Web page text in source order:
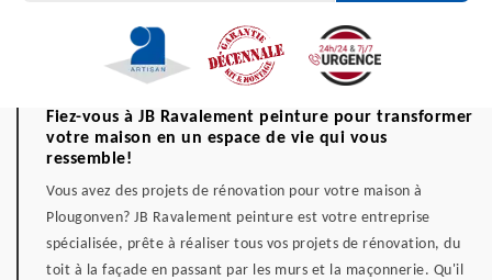
Fiez-vous à JB Ravalement peinture pour transformer
votre maison en un espace de vie qui vous
ressemble!
Vous avez des projets de rénovation pour votre maison à
Plougonven? JB Ravalement peinture est votre entreprise
spécialisée, prête à réaliser tous vos projets de rénovation, du
toit à la façade en passant par les murs et la maçonnerie. Qu'il